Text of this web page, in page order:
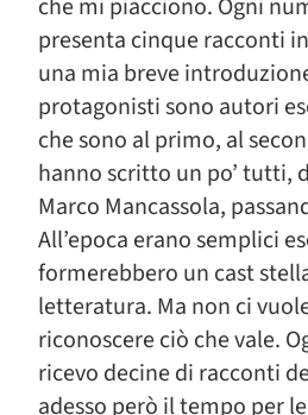
che mi piacciono. Ogni
presenta cinque racconti
una mia breve
protagonisti sono autori
che sono al primo, al
hanno scritto un po’ tutti,
Marco Mancassola,
All’epoca erano semplici
formerebbero un cast
letteratura. Ma non ci
riconoscere ciò che vale.
ricevo decine di racconti
adesso però il tempo per